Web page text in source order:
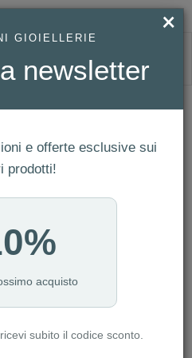
- I SEGNI REF. 20094217
- I Segni Ref.
×
GIOIELLERIE
newsletter
e offerte esclusive sui
prodotti!
acquisto
subito il codice sconto.